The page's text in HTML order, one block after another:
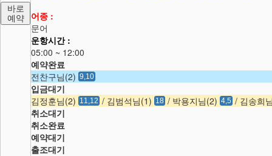
바로
예약
어종 :
문어
운항시간 :
05:00 ~ 12:00
예약완료
전찬구님(2) 9,10
입금대기
김정훈님(2) 11,12 / 김범석님(1) 18 / 박용지님(2) 4,5 / 김송희
취소대기
취소완료
예약대기
출조대기